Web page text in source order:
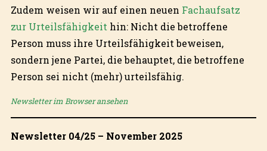
Zudem weisen wir auf einen neuen Fachaufsatz
zur Urteilsfähigkeit hin: Nicht die betroffene
Person muss ihre Urteilsfähigkeit beweisen,
sondern jene Partei, die behauptet, die betroffene
Person sei nicht (mehr) urteilsfähig.
Newsletter im Browser ansehen
Newsletter 04/25 – November 2025